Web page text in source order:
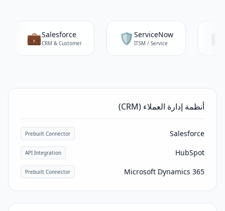
💼Salesforce
CRM & Customer 🛡️ ServiceNow
ITSM / Service 🏢
أنظمة إدارة العملاء (CRM)
Salesforce
Prebuilt Connector
HubSpot
API Integration
Microsoft Dynamics 365
Prebuilt Connector